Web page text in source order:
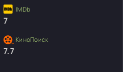
7
7.7